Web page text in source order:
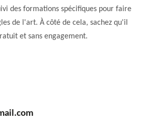
des formations spécifiques pour faire
de l'art. À côté de cela, sachez qu'il
et sans engagement.